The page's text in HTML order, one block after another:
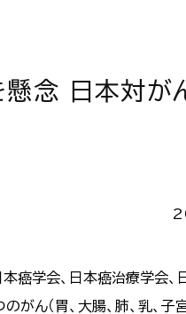
念 日本対が
癌学会、日本癌治療学会、
ん（胃、大腸、肺、乳、子